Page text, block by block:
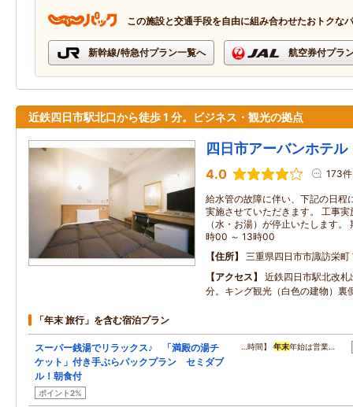
この施設と交通手段を自由に組み合わせたおトクな
新幹線/特急付プラン一覧へ 航空券付プラ
近鉄四日市駅北口から徒歩 1 分。ビジネス・観光の拠点
四日市アーバンホテル
4.0 173件
給水管の故障に伴い、下記の日程
実施させていただきます。 工事
（水・お湯）が停止いたします
時00 ～ 13時00
住所
三重県四日市市諏訪栄町
アクセス
近鉄四日市駅北改
分。キング観光（白色の建物）裏
「年末 旅行」を含む宿泊プラン
スーパー銭湯でリラックス♪ 「満殿の湯チ
ケット」付き手ぶらパックプラン セミダブ
ル！朝食付
ポイント2%
…時間】年末年始は営業…